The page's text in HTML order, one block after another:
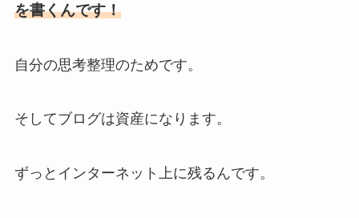
を書くんです！
自分の思考整理のためです。
そしてブログは資産になります。
ずっとインターネット上に残るんです。